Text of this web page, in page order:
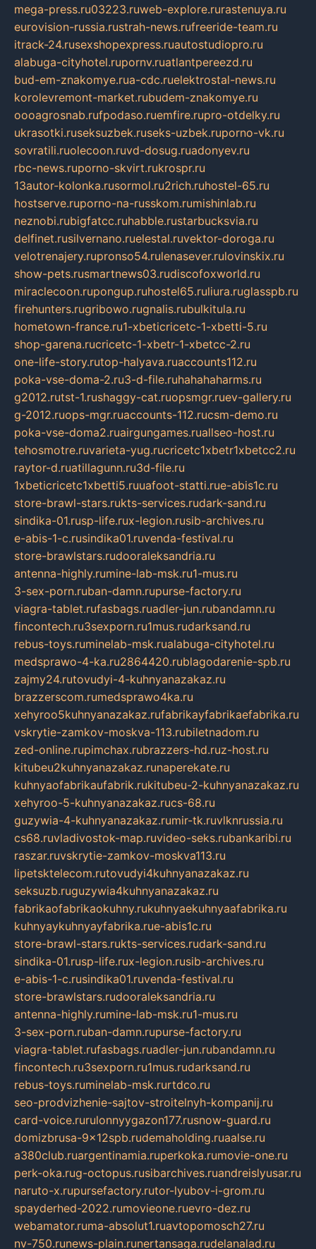
mega-press.ru03223.ruweb-explore.rurastenuya.ru
eurovision-russia.rustrah-news.rufreeride-team.ru
itrack-24.rusexshopexpress.ruautostudiopro.ru
alabuga-cityhotel.rupornv.ruatlantpereezd.ru
bud-em-znakomye.rua-cdc.ruelektrostal-news.ru
korolevremont-market.rubudem-znakomye.ru
oooagrosnab.rufpodaso.ruemfire.rupro-otdelky.ru
ukrasotki.ruseksuzbek.ruseks-uzbek.ruporno-vk.ru
sovratili.ruolecoon.ruvd-dosug.ruadonyev.ru
rbc-news.ruporno-skvirt.rukrospr.ru
13autor-kolonka.rusormol.ru2rich.ruhostel-65.ru
hostserve.ruporno-na-russkom.rumishinlab.ru
neznobi.rubigfatcc.ruhabble.rustarbucksvia.ru
delfinet.rusilvernano.ruelestal.ruvektor-doroga.ru
velotrenajery.rupronso54.rulenasever.rulovinskix.ru
show-pets.rusmartnews03.rudiscofoxworld.ru
miraclecoon.rupongup.ruhostel65.ruliura.ruglasspb.ru
firehunters.rugribowo.rugnalis.rubulkitula.ru
hometown-france.ru1-xbeticricetc-1-xbetti-5.ru
shop-garena.rucricetc-1-xbetr-1-xbetcc-2.ru
one-life-story.rutop-halyava.ruaccounts112.ru
poka-vse-doma-2.ru3-d-file.ruhahahaharms.ru
g2012.rutst-1.rushaggy-cat.ruopsmgr.ruev-gallery.ru
g-2012.ruops-mgr.ruaccounts-112.rucsm-demo.ru
poka-vse-doma2.ruairgungames.ruallseo-host.ru
tehosmotre.ruvarieta-yug.rucricetc1xbetr1xbetcc2.ru
raytor-d.ruatillagunn.ru3d-file.ru
1xbeticricetc1xbetti5.ruuafoot-statti.rue-abis1c.ru
store-brawl-stars.rukts-services.rudark-sand.ru
sindika-01.rusp-life.rux-legion.rusib-archives.ru
e-abis-1-c.rusindika01.ruvenda-festival.ru
store-brawlstars.rudooraleksandria.ru
antenna-highly.rumine-lab-msk.ru1-mus.ru
3-sex-porn.ruban-damn.rupurse-factory.ru
viagra-tablet.rufasbags.ruadler-jun.rubandamn.ru
fincontech.ru3sexporn.ru1mus.rudarksand.ru
rebus-toys.ruminelab-msk.rualabuga-cityhotel.ru
medsprawo-4-ka.ru2864420.rublagodarenie-spb.ru
zajmy24.rutovudyi-4-kuhnyanazakaz.ru
brazzerscom.rumedsprawo4ka.ru
xehyroo5kuhnyanazakaz.rufabrikayfabrikaefabrika.ru
vskrytie-zamkov-moskva-113.rubiletnadom.ru
zed-online.rupimchax.rubrazzers-hd.ruz-host.ru
kitubeu2kuhnyanazakaz.runaperekate.ru
kuhnyaofabrikaufabrik.rukitubeu-2-kuhnyanazakaz.ru
xehyroo-5-kuhnyanazakaz.rucs-68.ru
guzywia-4-kuhnyanazakaz.rumir-tk.ruvlknrussia.ru
cs68.ruvladivostok-map.ruvideo-seks.rubankaribi.ru
raszar.ruvskrytie-zamkov-moskva113.ru
lipetsktelecom.rutovudyi4kuhnyanazakaz.ru
seksuzb.ruguzywia4kuhnyanazakaz.ru
fabrikaofabrikaokuhny.rukuhnyaekuhnyaafabrika.ru
kuhnyaykuhnyayfabrika.rue-abis1c.ru
store-brawl-stars.rukts-services.rudark-sand.ru
sindika-01.rusp-life.rux-legion.rusib-archives.ru
e-abis-1-c.rusindika01.ruvenda-festival.ru
store-brawlstars.rudooraleksandria.ru
antenna-highly.rumine-lab-msk.ru1-mus.ru
3-sex-porn.ruban-damn.rupurse-factory.ru
viagra-tablet.rufasbags.ruadler-jun.rubandamn.ru
fincontech.ru3sexporn.ru1mus.rudarksand.ru
rebus-toys.ruminelab-msk.rurtdco.ru
seo-prodvizhenie-sajtov-stroitelnyh-kompanij.ru
card-voice.rurulonnyygazon177.rusnow-guard.ru
domizbrusa-9x12spb.rudemaholding.ruaalse.ru
a380club.ruargentinamia.ruperkoka.rumovie-one.ru
perk-oka.rug-octopus.rusibarchives.ruandreislyusar.ru
naruto-x.rupursefactory.rutor-lyubov-i-grom.ru
spayderhed-2022.rumovieone.ruevro-dez.ru
webamator.ruma-absolut1.ruavtopomosch27.ru
nv-750.runews-plain.runertansaga.rudelanalad.ru